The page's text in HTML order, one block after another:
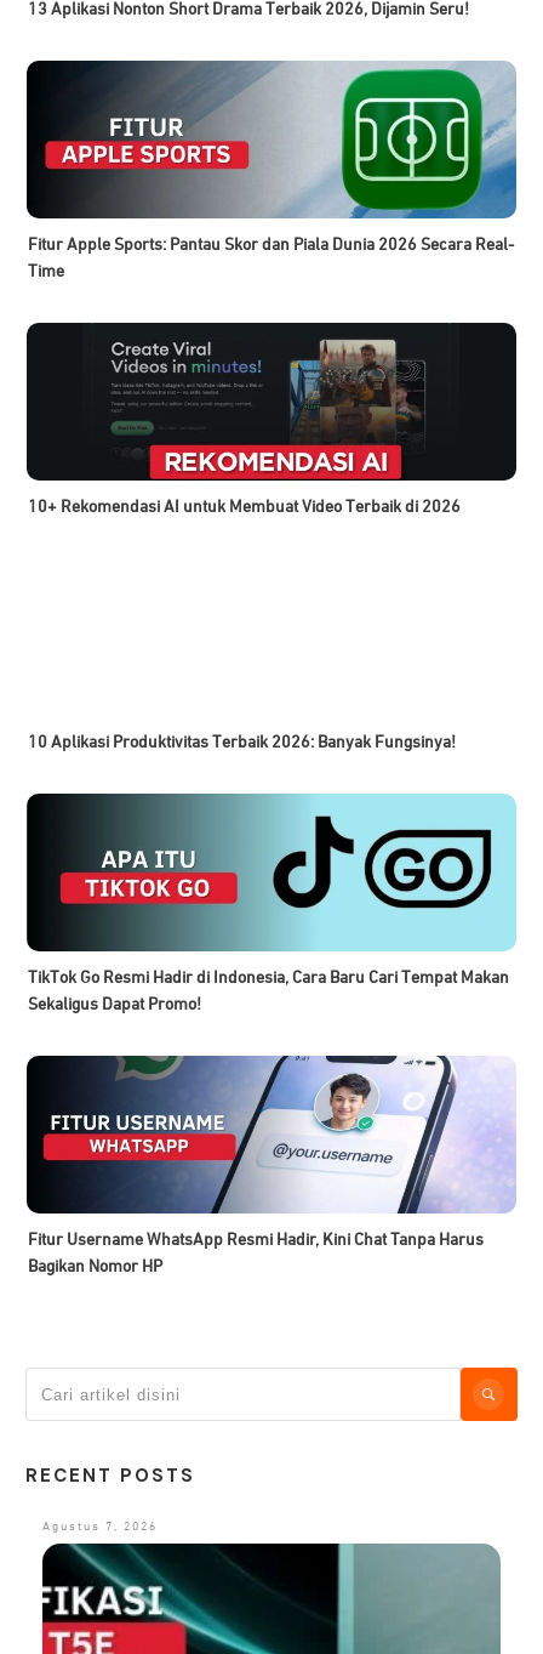
13 Aplikasi Nonton Short Drama Terbaik 2026, Dijamin Seru!
Fitur Apple Sports: Pantau Skor dan Piala Dunia 2026 Secara Real-
Time
10+ Rekomendasi AI untuk Membuat Video Terbaik di 2026
10 Aplikasi Produktivitas Terbaik 2026: Banyak Fungsinya!
TikTok Go Resmi Hadir di Indonesia, Cara Baru Cari Tempat Makan
Sekaligus Dapat Promo!
Fitur Username WhatsApp Resmi Hadir, Kini Chat Tanpa Harus
Bagikan Nomor HP
RECENT POSTS
Agustus 7, 2026